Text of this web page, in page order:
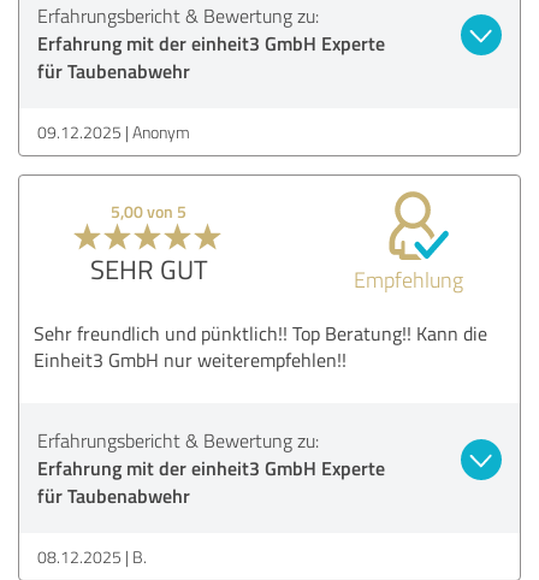
Erfahrungsbericht & Bewertung zu:
Erfahrung mit der einheit3 GmbH Experte
für Taubenabwehr
09.12.2025 Anonym
5,00 von 5
SEHR GUT Empfehlung
Sehr freundlich und pünktlich!! Top Beratung!! Kann die
Einheit3 GmbH nur weiterempfehlen!!
Erfahrungsbericht & Bewertung zu:
Erfahrung mit der einheit3 GmbH Experte
für Taubenabwehr
08.12.2025 B.